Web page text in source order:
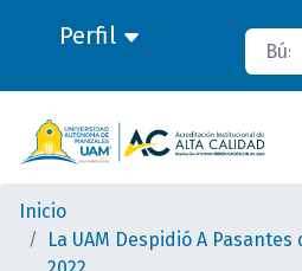
Perfil Buscar
Inicio
La UAM Despidió A